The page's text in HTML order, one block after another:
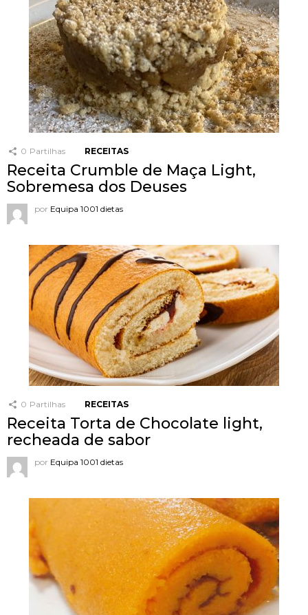
0 Partilhas RECEITAS
Receita Crumble de Maça Light,
Sobremesa dos Deuses
por Equipa 1001 dietas
0 Partilhas RECEITAS
Receita Torta de Chocolate light,
recheada de sabor
por Equipa 1001 dietas